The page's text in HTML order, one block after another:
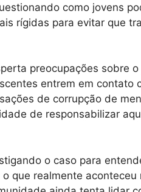
como jovens
rígidas para evitar que
preocupações sobre
entrem em contato
de corrupção de
de responsabilizar
o caso para
que realmente